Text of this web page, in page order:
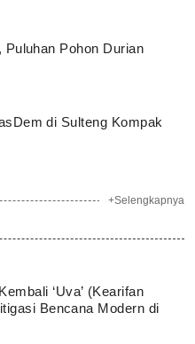
Pohon Durian
di Sulteng Kompak
+Selengkapnya
‘Uva’ (Kearifan
Bencana Modern di